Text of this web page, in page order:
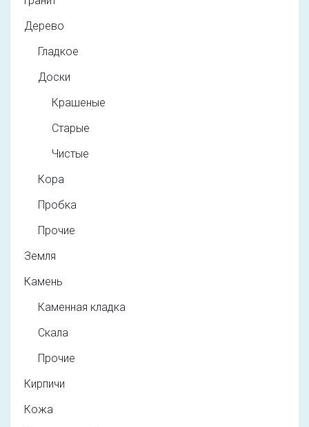
Дерево
Гладкое
Доски
Крашеные
Старые
Чистые
Кора
Пробка
Прочие
Земля
Камень
Каменная кладка
Скала
Прочие
Кирпичи
Кожа